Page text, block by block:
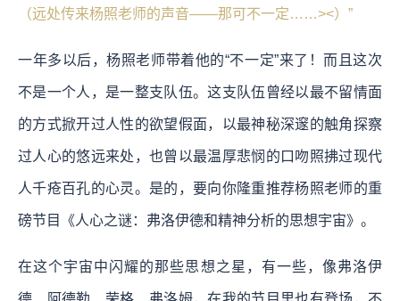
（远处传来杨照老师的声音——那可不一定……><）”
一年多以后，杨照老师带着他的“不一定”来了！而且这次
不是一个人，是一整支队伍。这支队伍曾经以最不留情面
的方式掀开过人性的欲望假面，以最神秘深邃的触角探察
过人心的悠远来处，也曾以最温厚悲悯的口吻照拂过现代
人千疮百孔的心灵。是的，要向你隆重推荐杨照老师的重
磅节目《人心之谜：弗洛伊德和精神分析的思想宇宙》。
在这个宇宙中闪耀的那些思想之星，有一些，像弗洛伊